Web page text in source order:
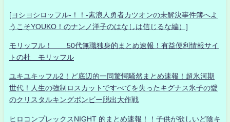
[ヨシヨシロッフル-！！-素浪人勇者カツオンの未解決事件簿へよ
うこそYOUKO！のナンノ洋子のはなしは信じるな編）]
モリッフル！ 50代無職独身的まとめ速報！有益便利情報サイ
トの杜 モリッフル
ユキユキッフル2！ど底辺的一同驚愕騒然まとめ速報！超氷河期
世代！人生の強制ロスカットですべてを失ったキグナス氷子の愛
のクリスタルキングボンビー脱出大作戦
ヒロコンプレックスNIGHT 的まとめ速報！！子供が欲しいど陰キ